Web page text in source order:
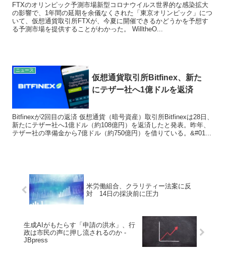
FTXのオリンピック予測市場新型コロナウイルス世界的な感染拡大
の影響で、1年間の延期を余儀なくされた「東京オリンピック」につ
いて、仮想通貨取引所FTXが、今夏に開催できるかどうかを予想す
る予測市場を提供することがわかった。 WilltheO...
ニュース
仮想通貨取引所Bitfinex、新た
にテザー社へ1億ドルを返済
Bitfinexが2回目の返済 仮想通貨（暗号資産）取引所Bitfinexは28日、
新たにテザー社へ1億ドル（約108億円）を返済したと発表。昨年、
テザー社の準備金から7億ドル（約750億円）を借りている。&#01...
米労働組合、クラリティー法案に反
対 14日の採決前に圧力
生成AIがもたらす「申請の洪水」、行
政は市民の声に押し流されるのか -
JBpress